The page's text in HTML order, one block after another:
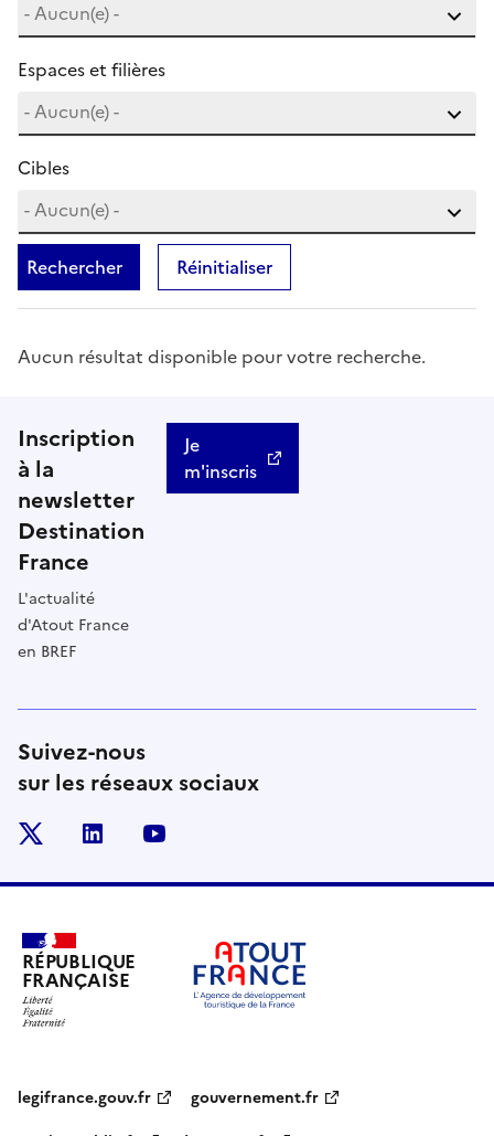
Espaces et filières
Cibles
Rechercher Réinitialiser
Aucun résultat disponible pour votre recherche.
Inscription
à la
newsletter
Destination
France
L'actualité
d'Atout France
en BREF
Je
m'inscris
Suivez-nous
sur les réseaux sociaux
linkedin
RÉPUBLIQUE
FRANÇAISE
legifrance.gouv.fr
gouvernement.fr